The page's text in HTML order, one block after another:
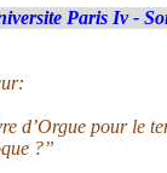
Paris Iv -
d’Orgue pour le
?”